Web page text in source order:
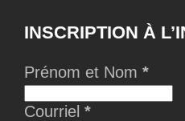
INSCRIPTION À
Prénom et Nom *
Courriel *